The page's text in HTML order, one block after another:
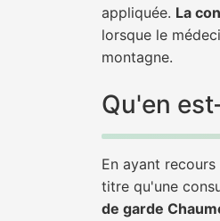
appliquée. La
lorsque le
montagne.
Qu'en
En ayant
titre qu'une
de garde